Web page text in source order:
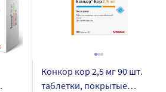
Конкор кор 2,5 мг 90 шт.
таблетки, покрытые